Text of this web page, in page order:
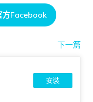
方Facebook
下一篇
安裝